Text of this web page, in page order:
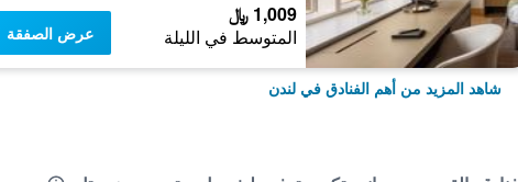
1,009 ﷼
المتوسط في الليلة عرض الصفقة
شاهد المزيد من أهم الفنادق في لندن